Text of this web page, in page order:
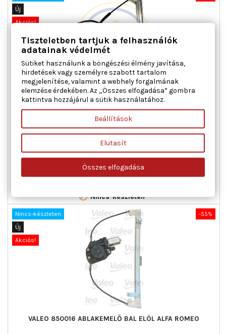
Új
Akciós!
AC ROLCAR 01.0141 ABLAKEMELŐ BAL ELSŐ ALFA ROMEO
Ajtók száma : 2-4, Beépítési oldal : bal első, Kiegészítő
cikk/kiegészítő info : Villanymotorral, Működési mód :
elektromos, Tömeg [kg] : 1,080
Ár
23 201 FtNormál
ár
51 558 Ft
Nincs-készleten
-55%
Nincs-készleten
Új
Akciós!
VALEO 850016 ABLAKEMELŐ BAL ELÖL ALFA ROMEO
Tiszteletben tartjuk a felhasználók
adatainak védelmét
Sütiket használunk a böngészési élmény javítása,
hirdetések vagy személyre szabott tartalom
megjelenítése, valamint a webhely forgalmának
elemzése érdekében. Az „Összes elfogadása” gombra
kattintva hozzájárul a sütik használatához.
Beállítások
Elutasít
Összes elfogadása